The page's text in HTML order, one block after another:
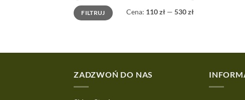
Cena
min
Cena
maxFILTRUJ Cena: 110 zł — 530 zł
ZADZWOŃ DO NAS